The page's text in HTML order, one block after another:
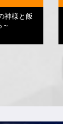
神様と飯